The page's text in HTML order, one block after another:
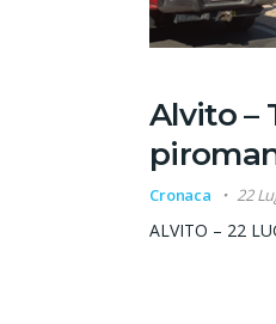
Alvito –
Cronaca 22
ALVITO – 22